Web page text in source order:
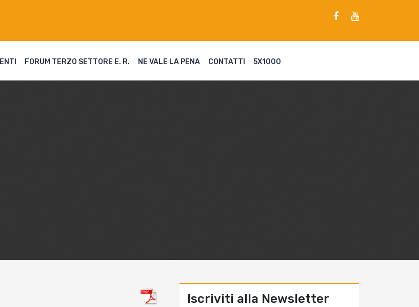
FORUM TERZO SETTORE E. R. NE VALE LA PENA CONTATTI 5X1000
Iscriviti alla Newsletter